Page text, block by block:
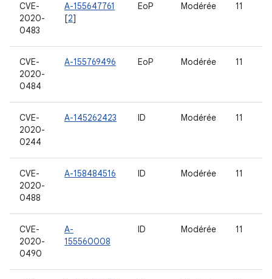
CVE-
2020-
0483
A-155647761
[2]
EoP Modérée 11
CVE-
2020-
0484
A-155769496 EoP Modérée 11
CVE-
2020-
0244
A-145262423 ID Modérée 11
CVE-
2020-
0488
A-158484516 ID Modérée 11
CVE-
2020-
0490
A-
155560008
ID Modérée 11